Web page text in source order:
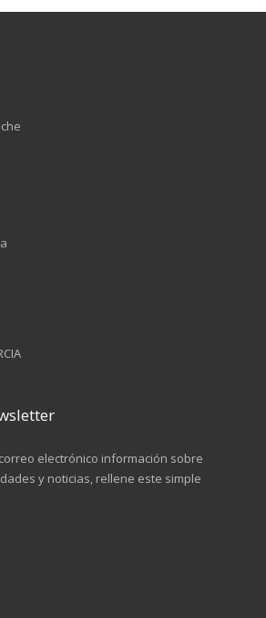
electrónico información sobre
y noticias, rellene este simple